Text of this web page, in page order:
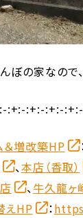
ぼの家なので
:+:-:+:-:+:-
＆増改築HP
、本店（香取）
、牛久龍ヶ
えHP
：